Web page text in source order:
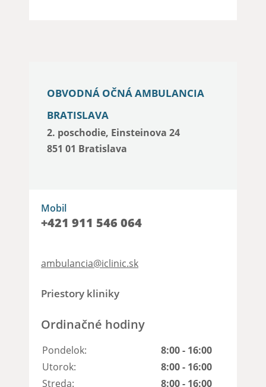
OBVODNÁ OČNÁ AMBULANCIA
BRATISLAVA
2. poschodie, Einsteinova 24
851 01 Bratislava
Mobil
+421 911 546 064
ambulancia@iclinic.sk
Priestory kliniky
Ordinačné hodiny
Pondelok:
8:00 - 16:00
Utorok:
8:00 - 16:00
Streda:
8:00 - 16:00